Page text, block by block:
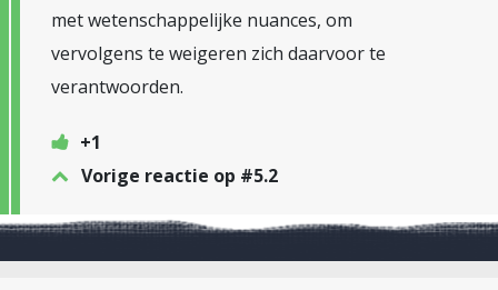
met wetenschappelijke nuances, om
vervolgens te weigeren zich daarvoor te
verantwoorden.
+1
Vorige reactie op #5.2